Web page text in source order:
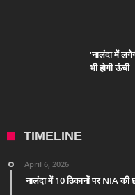
‘नालंदा में
भी होगी ऊंची
TIMELINE
April 6, 2026
नालंदा में 10 ठिकानों पर NIA की